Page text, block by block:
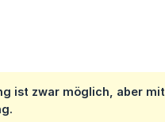
ist zwar möglich, aber mit